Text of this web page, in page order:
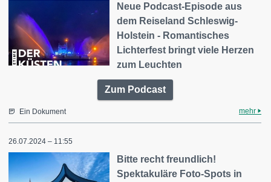
Neue Podcast-Episode aus
dem Reiseland Schleswig-
Holstein - Romantisches
Lichterfest bringt viele Herzen
zum Leuchten
Zum Podcast
Ein Dokument mehr
26.07.2024 – 11:55
Bitte recht freundlich!
Spektakuläre Foto-Spots in